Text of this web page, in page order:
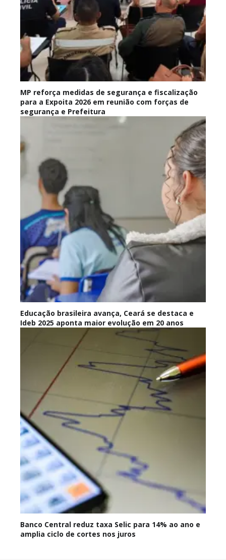
MP reforça medidas de segurança e fiscalização
para a Expoita 2026 em reunião com forças de
segurança e Prefeitura
Educação brasileira avança, Ceará se destaca e
Ideb 2025 aponta maior evolução em 20 anos
Banco Central reduz taxa Selic para 14% ao ano e
amplia ciclo de cortes nos juros